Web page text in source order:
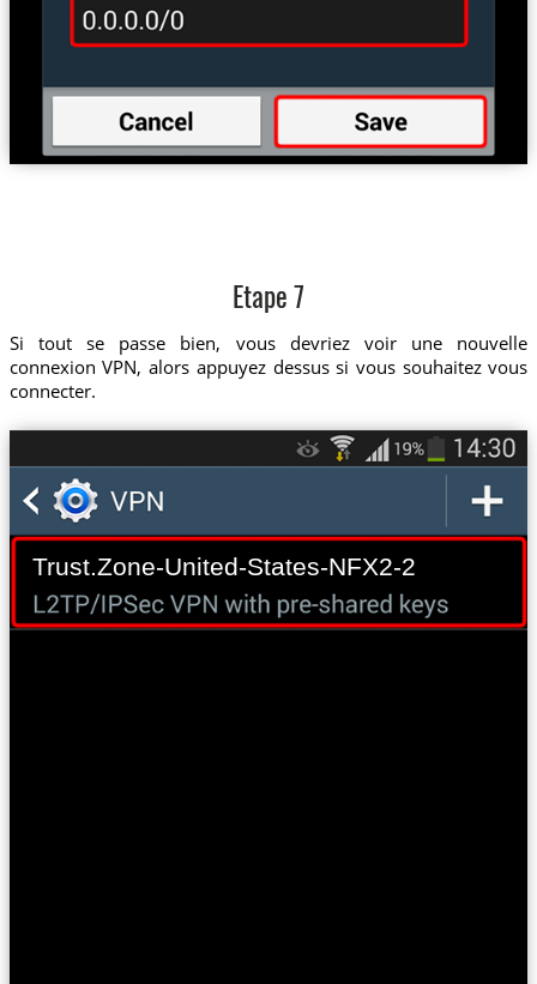
Etape 7
Si tout se passe bien, vous devriez voir une nouvelle
connexion VPN, alors appuyez dessus si vous souhaitez vous
connecter.
Trust.Zone-United-States-NFX2-2